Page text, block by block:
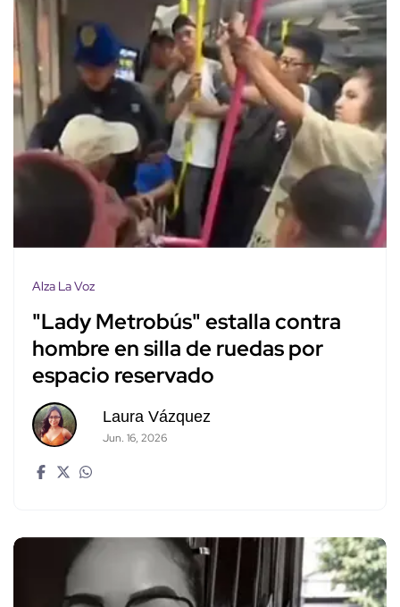
Alza La Voz
"Lady Metrobús" estalla contra
hombre en silla de ruedas por
espacio reservado
Laura Vázquez
Jun. 16, 2026